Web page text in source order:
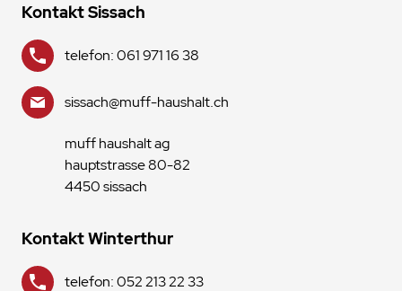
Kontakt Sissach
telefon: 061 971 16 38
sissach@muff-haushalt.ch
muff haushalt ag
hauptstrasse 80-82
4450 sissach
Kontakt Winterthur
telefon: 052 213 22 33